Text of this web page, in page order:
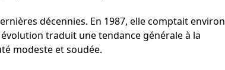
décennies. En 1987, elle comptait environ
traduit une tendance générale à la
modeste et soudée.